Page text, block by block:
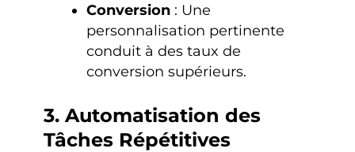
Conversion: Une
personnalisation pertinente
conduit à des taux de
conversion supérieurs.
3. Automatisation des
Tâches Répétitives